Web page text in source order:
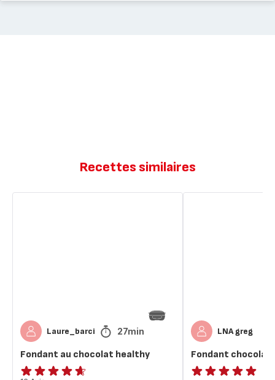
Recettes similaires
Laure_barci 27min
Fondant au chocolat healthy
LNA greg
Fondant chocolat